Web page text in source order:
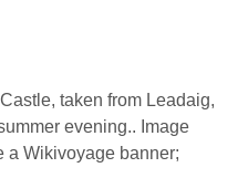
taken from Leadaig,
evening.. Image
a Wikivoyage banner;